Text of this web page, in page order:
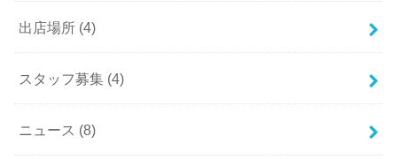
出店場所 (4)
スタッフ募集 (4)
ニュース (8)